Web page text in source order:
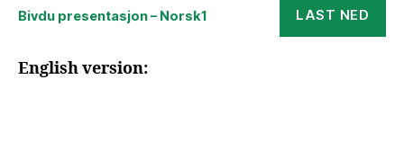
Bivdu presentasjon – Norsk1 LAST NED
English version: